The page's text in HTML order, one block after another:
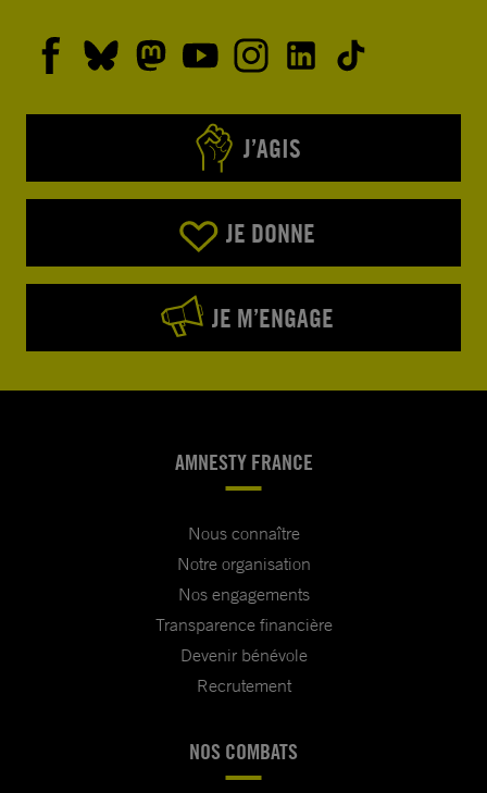
J’AGIS
JE DONNE
JE M’ENGAGE
AMNESTY FRANCE
Nous connaître
Notre organisation
Nos engagements
Transparence financière
Devenir bénévole
Recrutement
NOS COMBATS